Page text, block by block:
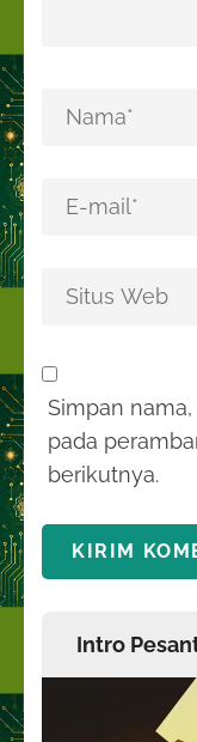
Simpan
pada
berikutnya.
Intro